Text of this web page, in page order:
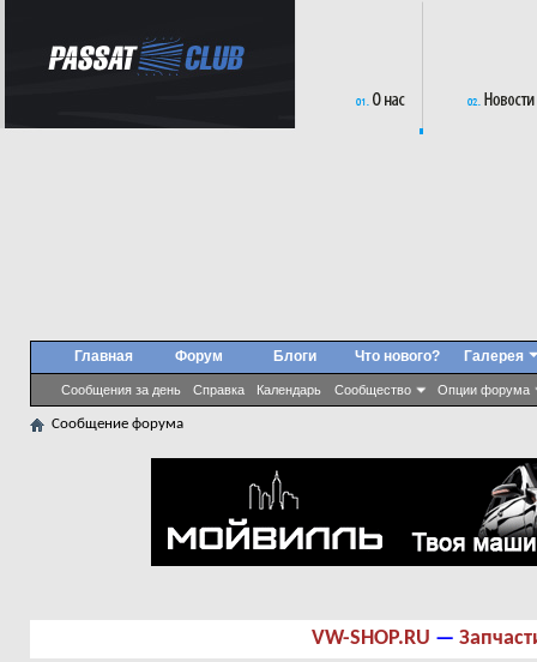
Главная Форум
Сообщения за день Справка Календарь Сообщество Опции форума
Блоги Что нового? Галерея
Сообщение форума
VW-SHOP.RU —